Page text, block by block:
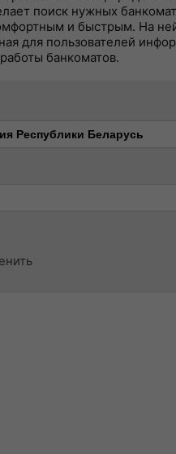
поиск нужных
и быстрым. На
для пользователей
банкоматов.